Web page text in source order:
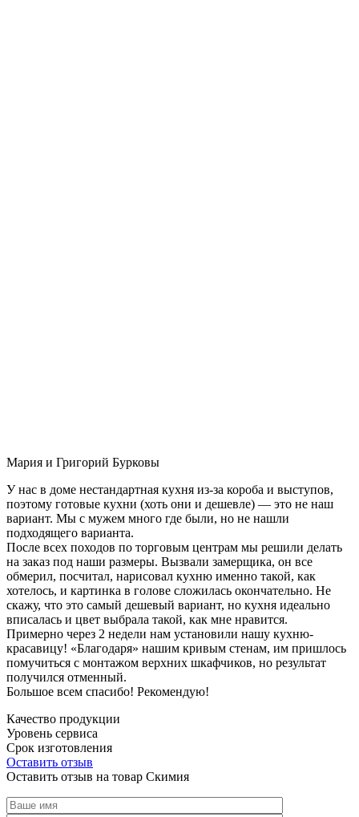
Мария и Григорий Бурковы
У нас в доме нестандартная кухня из-за короба и выступов,
поэтому готовые кухни (хоть они и дешевле) — это не наш
вариант. Мы с мужем много где были, но не нашли
подходящего варианта.
После всех походов по торговым центрам мы решили делать
на заказ под наши размеры. Вызвали замерщика, он все
обмерил, посчитал, нарисовал кухню именно такой, как
хотелось, и картинка в голове сложилась окончательно. Не
скажу, что это самый дешевый вариант, но кухня идеально
вписалась и цвет выбрала такой, как мне нравится.
Примерно через 2 недели нам установили нашу кухню-
красавицу! «Благодаря» нашим кривым стенам, им пришлось
помучиться с монтажом верхних шкафчиков, но результат
получился отменный.
Большое всем спасибо! Рекомендую!
Качество продукции
Уровень сервиса
Срок изготовления
Оставить отзыв
Оставить отзыв на товар Скимия